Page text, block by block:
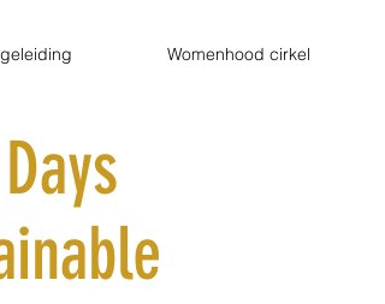
Womenhood cirkel